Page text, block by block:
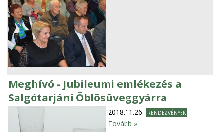
Meghívó - Jubileumi emlékezés a
Salgótarjáni Öblösüveggyárra
2018.11.26. RENDEZVÉNYEK
Tovább »